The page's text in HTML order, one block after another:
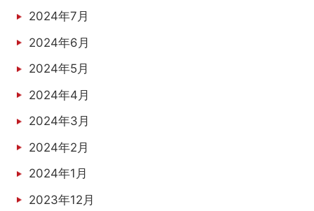
2024年7月
2024年6月
2024年5月
2024年4月
2024年3月
2024年2月
2024年1月
2023年12月